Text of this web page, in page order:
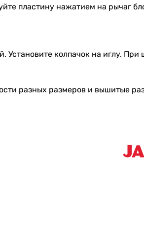
пластину нажатием на рычаг
Установите колпачок на иглу. При
разных размеров и вышитые